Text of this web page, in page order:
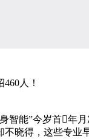
人！
能”今岁首年月
晓得，这些专